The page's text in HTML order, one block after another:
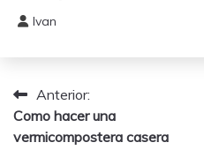
Plantar
noviembre,
Ivan
Navegación
de
Anterior:
Como hacer una
vermicompostera casera